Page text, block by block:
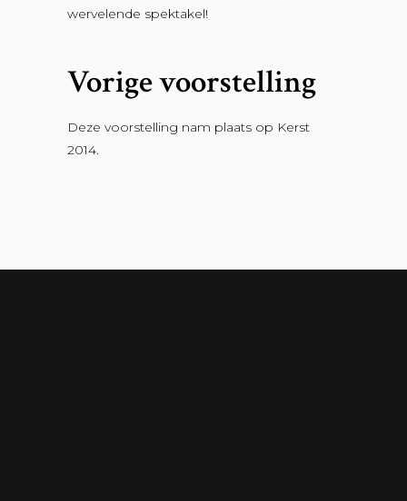
wervelende spektakel!
Vorige voorstelling
Deze voorstelling nam plaats op Kerst
2014.